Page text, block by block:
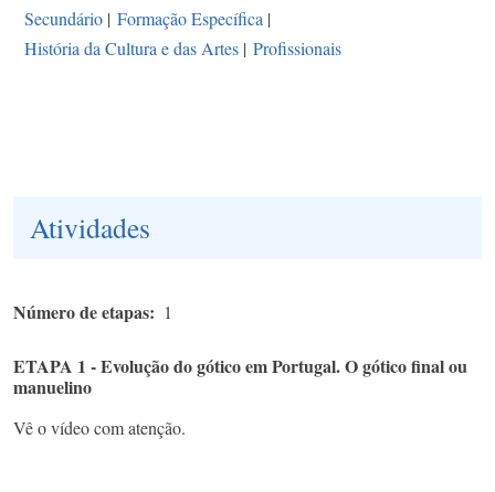
Secundário | Formação Específica |
História da Cultura e das Artes | Profissionais
Atividades
Número de etapas 1
ETAPA 1 - Evolução do gótico em Portugal. O gótico final ou
manuelino
Vê o vídeo com atenção.